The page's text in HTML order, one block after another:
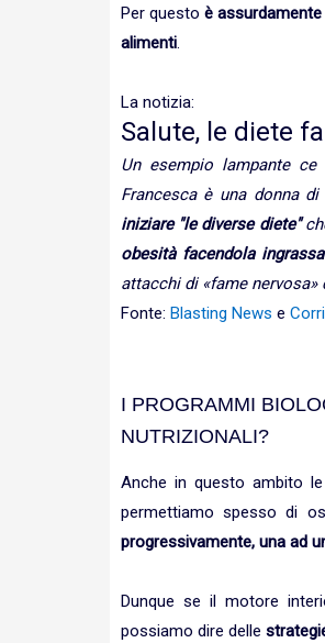
Per questo è
alimenti.
La notizia:
Salute, le diete
Un esempio lampante
Francesca è una donna
iniziare "le diverse diete"
obesità facendola
attacchi di «fame
Fonte: Blasting News e
I PROGRAMMI
NUTRIZIONALI?
Anche in questo ambito le
permettiamo spesso di
progressivamente, una ad
Dunque se il motore
possiamo dire delle